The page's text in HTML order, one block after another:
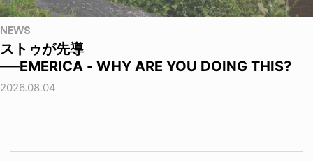
NEWS
ストゥが先導
──EMERICA - WHY ARE YOU DOING THIS?
2026.08.04